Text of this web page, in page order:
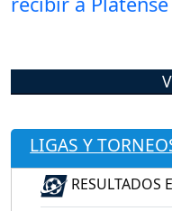
LIGAS Y
RESULTADOS